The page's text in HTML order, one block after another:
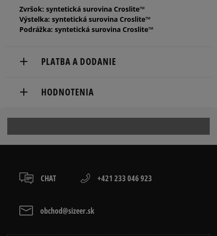
Zvršok: syntetická surovina Croslite™
Výstelka: syntetická surovina Croslite™
Podrážka: syntetická surovina Croslite™
PLATBA A DODANIE
Dostupné spôsoby doručenia:
kuriér,
packeta (zásielkovňa - kamenná pobočka, výdejné
osobné prevzatie v predajni.
Dostupné spôsoby platby:
kartou,
HODNOTENIA
CHAT +421 233 046 923
obchod@sizeer.sk